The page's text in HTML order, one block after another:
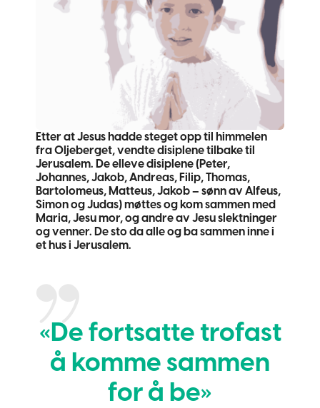
Etter at Jesus hadde steget opp til himmelen
fra Oljeberget, vendte disiplene tilbake til
Jerusalem. De elleve disiplene (Peter,
Johannes, Jakob, Andreas, Filip, Thomas,
Bartolomeus, Matteus, Jakob – sønn av Alfeus,
Simon og Judas) møttes og kom sammen med
Maria, Jesu mor, og andre av Jesu slektninger
og venner. De sto da alle og ba sammen inne i
et hus i Jerusalem.
«De fortsatte trofast
å komme sammen
for å be»